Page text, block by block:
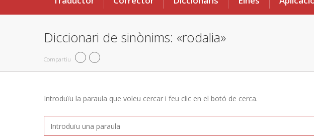
Diccionari de sinònims: «rodalia»
Compartiu
Introduïu la paraula que voleu cercar i feu clic en el botó de cerca.